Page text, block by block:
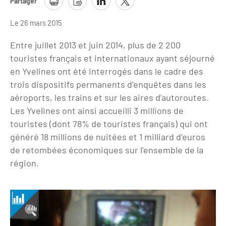
Clientèles lointaines
Etudes et enquêtes
Etudes thématiques
Dispositifs d'enquêtes
Chiffres Annuels
Chiffres clés de la destination
Repères annuel
La liste des OT d'Île-de-France
Offres d'emplois et de stages
Formations
Mode d'emploi formations
Formations inter-filières
Formations OT
Ateliers
Webinaires
E-learning
Restaurants impressionnistes
Offre culturelle impressionniste
Offre de la destination
Activités
Croisiéristes/Bateaux
Parcs d’attractions et animaliers
Expériences et visites
Grands magasins et outlets
Le 26 mars 2015
Entre juillet 2013 et juin 2014, plus de 2 200
touristes français et internationaux ayant séjourné
en Yvelines ont été interrogés dans le cadre des
trois dispositifs permanents d’enquêtes dans les
aéroports, les trains et sur les aires d’autoroutes.
Les Yvelines ont ainsi accueilli 3 millions de
touristes (dont 78% de touristes français) qui ont
généré 18 millions de nuitées et 1 milliard d’euros
de retombées économiques sur l’ensemble de la
région.